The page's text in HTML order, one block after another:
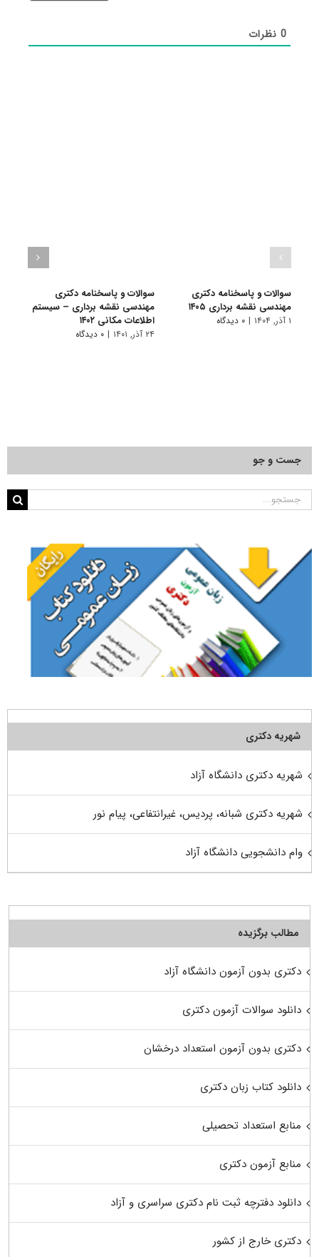
0نظرات
سوالات و پاسخنامه دکتری
مهندسی نقشه برداری ۱۴۰۵
۱ آذر, ۱۴۰۴ | ۰ دیدگاه
سوالات و پاسخنامه دکتری
مهندسی نقشه برداری – سیستم
اطلاعات مکانی ۱۴۰۲
۲۴ آذر, ۱۴۰۱ | ۰ دیدگاه
جست و جو
جستجو
شهریه دکتری
شهریه دکتری دانشگاه آزاد
شهریه دکتری شبانه، پردیس، غیرانتفاعی، پیام نور
وام دانشجویی دانشگاه آزاد
مطالب برگزیده
دکتری بدون آزمون دانشگاه آزاد
دانلود سوالات آزمون دکتری
دکتری بدون آزمون استعداد درخشان
دانلود کتاب زبان دکتری
منابع استعداد تحصیلی
منابع آزمون دکتری
دانلود دفترچه ثبت نام دکتری سراسری و آزاد
دکتری خارج از کشور